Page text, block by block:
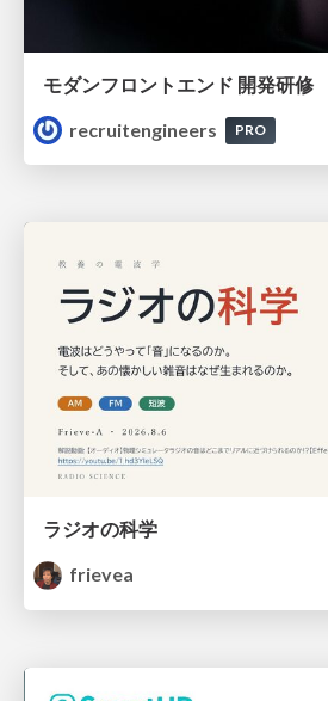
モダンフロントエンド 開発研修
recruitengineers
PRO
ラジオの科学
frievea